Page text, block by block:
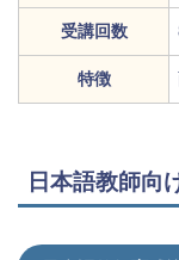
受講回数
特徴
日本語教師向